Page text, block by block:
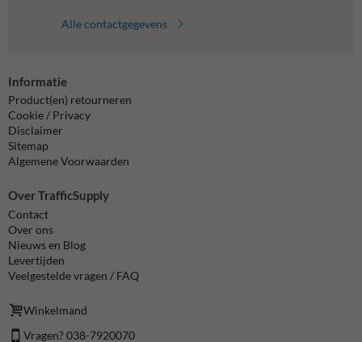
Alle contactgegevens
Informatie
Product(en) retourneren
Cookie / Privacy
Disclaimer
Sitemap
Algemene Voorwaarden
Over TrafficSupply
Contact
Over ons
Nieuws en Blog
Levertijden
Veelgestelde vragen / FAQ
Winkelmand
Vragen? 038-7920070